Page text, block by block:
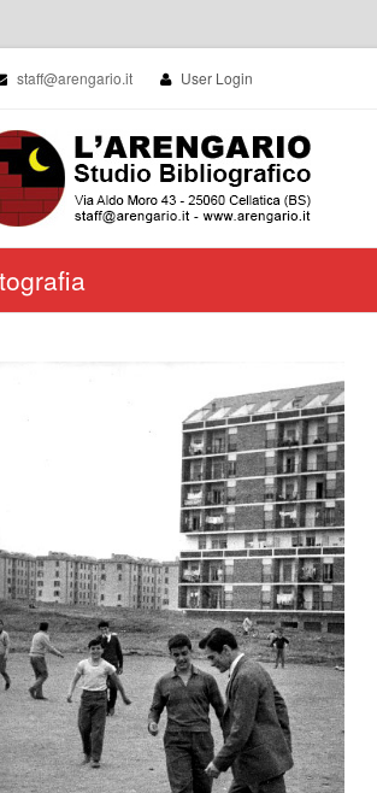
staff@arengario.it User Login